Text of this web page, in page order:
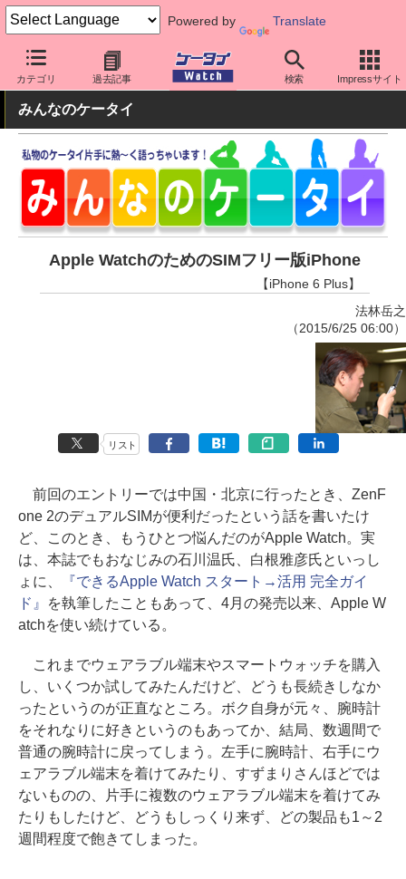
Powered by Translate
カテゴリ 過去記事 検索 Impressサイト
ケータイ Watch OS iPhone (iOS) iPhone本体
みんなのケータイ
Apple WatchのためのSIMフリー版iPhone
【iPhone 6 Plus】
法林岳之
（2015/6/25 06:00）
リスト
前回のエントリーでは中国・北京に行ったとき、ZenF
one 2のデュアルSIMが便利だったという話を書いたけ
ど、このとき、もうひとつ悩んだのがApple Watch。実
は、本誌でもおなじみの石川温氏、白根雅彦氏といっし
ょに、
『できるApple Watch スタート→活用 完全ガイ
ド』
を執筆したこともあって、4月の発売以来、Apple W
atchを使い続けている。
これまでウェアラブル端末やスマートウォッチを購入
し、いくつか試してみたんだけど、どうも長続きしなか
ったというのが正直なところ。ボク自身が元々、腕時計
をそれなりに好きというのもあってか、結局、数週間で
普通の腕時計に戻ってしまう。左手に腕時計、右手にウ
ェアラブル端末を着けてみたり、すずまりさんほどでは
ないものの、片手に複数のウェアラブル端末を着けてみ
たりもしたけど、どうもしっくり来ず、どの製品も1～2
週間程度で飽きてしまった。